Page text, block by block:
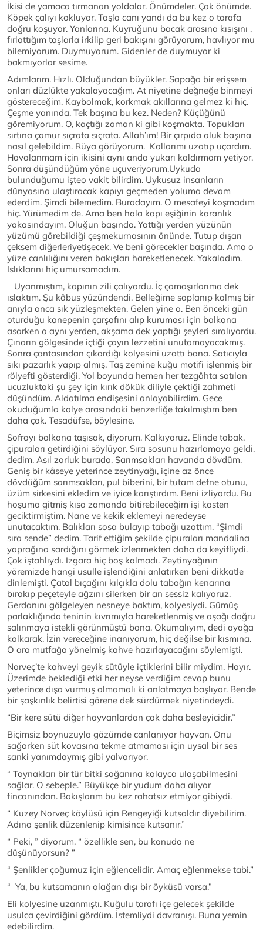
İkisi de yamaca tırmanan yoldalar. Önümdeler. Çok önümde.
Köpek çalıyı kokluyor. Taşla canı yandı da bu kez o tarafa
doğru koşuyor. Yanlarına. Kuyruğunu bacak arasına kısışını ,
fırlattığım taşlarla irkilip geri bakışını görüyorum, havlıyor mu
bilemiyorum. Duymuyorum. Gidenler de duymuyor ki
bakmıyorlar sesime.
Adımlarım. Hızlı. Olduğundan büyükler. Sapağa bir erişsem
onları düzlükte yakalayacağım. At niyetine değneğe binmeyi
göstereceğim. Kaybolmak, korkmak akıllarına gelmez ki hiç.
Çeşme yanında. Tek başına bu kez. Neden? Küçüğünü
göremiyorum. O, kaçtığı zaman ki gibi koşmakta. Topukları
sırtına çamur sıçrata sıçrata. Allah’ım! Bir çırpıda oluk başına
nasıl gelebildim. Rüya görüyorum. Kollarımı uzatıp uçardım.
Havalanmam için ikisini aynı anda yukarı kaldırmam yetiyor.
Sonra düşündüğüm yöne uçuveriyorum.Uykuda
bulunduğumu işteo vakit bilirdim. Uykusuz insanların
dünyasına ulaştıracak kapıyı geçmeden yoluma devam
ederdim. Şimdi bilemedim. Buradayım. O mesafeyi koşmadım
hiç. Yürümedim de. Ama ben hala kapı eşiğinin karanlık
yakasındayım. Oluğun başında. Yattığı yerden yüzünün
yüzümü görebildiği çeşmekurnasının önünde. Tutup dışarı
çeksem diğerleriyetişecek. Ve beni görecekler başında. Ama o
yüze canlılığını veren bakışları hareketlenecek. Yakaladım.
Islıklarını hiç umursamadım.
Uyanmıştım, kapının zili çalıyordu. İç çamaşırlarıma dek
ıslaktım. Şu kâbus yüzündendi. Belleğime saplanıp kalmış bir
anıyla onca sık yüzleşmekten. Gelen yine o. Ben önceki gün
oturduğu kanepenin çarşafını alıp kuruması için balkona
asarken o aynı yerden, akşama dek yaptığı şeyleri sıralıyordu.
Çınarın gölgesinde içtiği çayın lezzetini unutamayacakmış.
Sonra çantasından çıkardığı kolyesini uzattı bana. Satıcıyla
sıkı pazarlık yapıp almış. Taş zemine kuğu motifi işlenmiş bir
rölyefti gösterdiği. Yol boyunda hemen her tezgâhta satılan
ucuzluktaki şu şey için kırık dökük diliyle çektiği zahmeti
düşündüm. Aldatılma endişesini anlayabilirdim. Gece
okuduğumla kolye arasındaki benzerliğe takılmıştım ben
daha çok. Tesadüfse, böylesine.
Sofrayı balkona taşısak, diyorum. Kalkıyoruz. Elinde tabak,
çipuraları getirdiğini söylüyor. Sıra sosunu hazırlamaya geldi,
dedim. Asıl zorluk burada. Sarımsakları havanda dövdüm.
Geniş bir kâseye yeterince zeytinyağı, içine az önce
dövdüğüm sarımsakları, pul biberini, bir tutam defne otunu,
üzüm sirkesini ekledim ve iyice karıştırdım. Beni izliyordu. Bu
hoşuma gitmiş kısa zamanda bitirebileceğim işi kasten
geciktirmiştim. Nane ve kekik eklemeyi neredeyse
unutacaktım. Balıkları sosa bulayıp tabağı uzattım. “Şimdi
sıra sende” dedim. Tarif ettiğim şekilde çipuraları mandalina
yaprağına sardığını görmek izlenmekten daha da keyifliydi.
Çok iştahlıydı. Izgara hiç boş kalmadı. Zeytinyağının
yöremizde hangi usulle işlendiğini anlatırken beni dikkatle
dinlemişti. Çatal bıçağını kılçıkla dolu tabağın kenarına
bırakıp peçeteyle ağzını silerken bir an sessiz kalıyoruz.
Gerdanını gölgeleyen nesneye baktım, kolyesiydi. Gümüş
parlaklığında teninin kıvrımıyla hareketlenmiş ve aşağı doğru
salınmaya istekli görünmüştü bana. Okumalıyım, dedi ayağa
kalkarak. İzin vereceğine inanıyorum, hiç değilse bir kısmına.
O ara mutfağa yönelmiş kahve hazırlayacağını söylemişti.
Norveç’te kahveyi geyik sütüyle içtiklerini bilir miydim. Hayır.
Üzerimde beklediği etki her neyse verdiğim cevap bunu
yeterince dışa vurmuş olmamalı ki anlatmaya başlıyor. Bende
bir şaşkınlık belirtisi görene dek sürdürmek niyetindeydi.
“Bir kere sütü diğer hayvanlardan çok daha besleyicidir.”
Biçimsiz boynuzuyla gözümde canlanıyor hayvan. Onu
sağarken süt kovasına tekme atmaması için uysal bir ses
sanki yanımdaymış gibi yalvarıyor.
“ Toynakları bir tür bitki soğanına kolayca ulaşabilmesini
sağlar. O sebeple.” Büyükçe bir yudum daha alıyor
fincanından. Bakışlarım bu kez rahatsız etmiyor gibiydi.
“ Kuzey Norveç köylüsü için Rengeyiği kutsaldır diyebilirim.
Adına şenlik düzenlenip kimisince kutsanır.”
“ Peki, ” diyorum, “ özellikle sen, bu konuda ne
düşünüyorsun? ”
“ Şenlikler çoğumuz için eğlencelidir. Amaç eğlenmekse tabi.”
“ Ya, bu kutsamanın olağan dışı bir öyküsü varsa.”
Eli kolyesine uzanmıştı. Kuğulu tarafı içe gelecek şekilde
usulca çevirdiğini gördüm. İstemliydi davranışı. Buna yemin
edebilirdim.